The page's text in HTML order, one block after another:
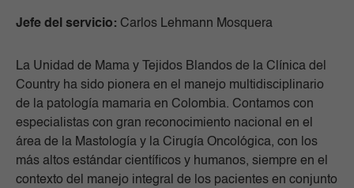
Jefe del servicio: Carlos Lehmann Mosquera
La Unidad de Mama y Tejidos Blandos de la Clínica del
Country ha sido pionera en el manejo multidisciplinario
de la patología mamaria en Colombia. Contamos con
especialistas con gran reconocimiento nacional en el
área de la Mastología y la Cirugía Oncológica, con los
más altos estándar científicos y humanos, siempre en el
contexto del manejo integral de los pacientes en conjunto